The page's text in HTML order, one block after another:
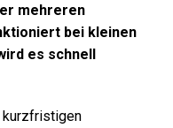
mehreren
bei kleinen
es schnell
kurzfristigen